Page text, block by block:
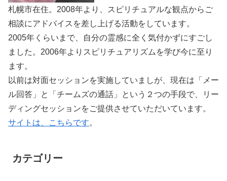
札幌市在住。2008年より、スピリチュアルな観点からご
相談にアドバイスを差し上げる活動をしています。
2005年くらいまで、自分の霊感に全く気付かずにすごし
ました。2006年よりスピリチュアリズムを学び今に至り
ます。
以前は対面セッションを実施していましが、現在は「メー
ル回答」と「チームズの通話」という２つの手段で、リー
ディングセッションをご提供させていただいています。
サイトは、こちらです。
カテゴリー